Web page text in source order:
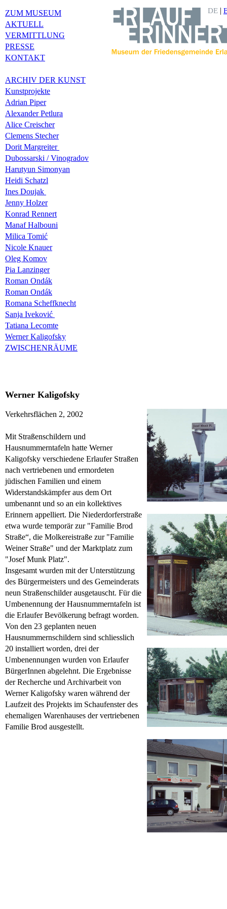
DE |
ZUM MUSEUM
AKTUELL
VERMITTLUNG
PRESSE
KONTAKT
ARCHIV DER KUNST
Kunstprojekte
Adrian Piper
Alexander Petlura
Alice Creischer
Clemens Stecher
Dorit Margreiter
Dubossarski / Vinogradov
Harutyun Simonyan
Heidi Schatzl
Ines Doujak
Jenny Holzer
Konrad Rennert
Manaf Halbouni
Milica Tomić
Nicole Knauer
Oleg Komov
Pia Lanzinger
Roman Ondák
Roman Ondák
Romana Scheffknecht
Sanja Iveković
Tatiana Lecomte
Werner Kaligofsky
ZWISCHENRÄUME
Werner Kaligofsky
Verkehrsflächen 2, 2002
Mit Straßenschildern und
Hausnummerntafeln hatte Werner
Kaligofsky verschiedene Erlaufer Straßen
nach vertriebenen und ermordeten
jüdischen Familien und einem
Widerstandskämpfer aus dem Ort
umbenannt und so an ein kollektives
Erinnern appelliert. Die Niederdorferstraße
etwa wurde temporär zur "Familie Brod
Straße“, die Molkereistraße zur "Familie
Weiner Straße" und der Marktplatz zum
"Josef Munk Platz".
Insgesamt wurden mit der Unterstützung
des Bürgermeisters und des Gemeinderats
neun Straßenschilder ausgetauscht. Für die
Umbenennung der Hausnummerntafeln ist
die Erlaufer Bevölkerung befragt worden.
Von den 23 geplanten neuen
Hausnummernschildern sind schliesslich
20 installiert worden, drei der
Umbenennungen wurden von Erlaufer
BürgerInnen abgelehnt. Die Ergebnisse
der Recherche und Archivarbeit von
Werner Kaligofsky waren während der
Laufzeit des Projekts im Schaufenster des
ehemaligen Warenhauses der vertriebenen
Familie Brod ausgestellt.